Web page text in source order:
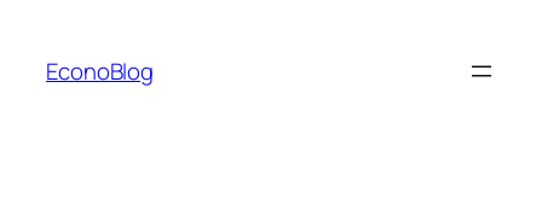
contenido
EconoBlog